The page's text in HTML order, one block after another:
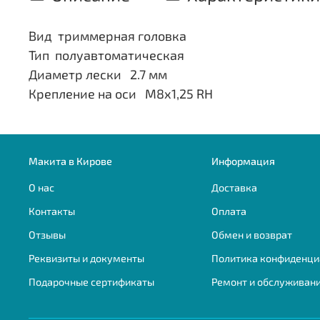
Вид триммерная головка
Тип полуавтоматическая
Диаметр лески 2.7 мм
Крепление на оси М8х1,25 RH
Макита в Кирове
О нас
Контакты
Отзывы
Реквизиты и документы
Подарочные сертификаты
Информация
Доставка
Оплата
Обмен и возврат
Политика
Ремонт и